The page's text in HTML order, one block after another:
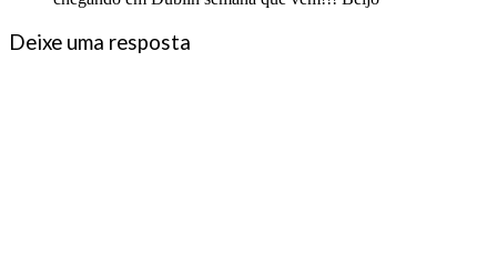
Deixe uma resposta